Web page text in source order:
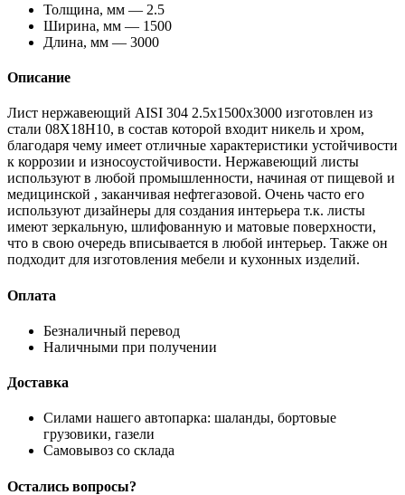
Толщина, мм — 2.5
Ширина, мм — 1500
Длина, мм — 3000
Описание
Лист нержавеющий AISI 304 2.5x1500x3000 изготовлен из
стали 08Х18Н10, в состав которой входит никель и хром,
благодаря чему имеет отличные характеристики устойчивости
к коррозии и износоустойчивости. Нержавеющий листы
используют в любой промышленности, начиная от пищевой и
медицинской , заканчивая нефтегазовой. Очень часто его
используют дизайнеры для создания интерьера т.к. листы
имеют зеркальную, шлифованную и матовые поверхности,
что в свою очередь вписывается в любой интерьер. Также он
подходит для изготовления мебели и кухонных изделий.
Оплата
Безналичный перевод
Наличными при получении
Доставка
Силами нашего автопарка: шаланды, бортовые
грузовики, газели
Самовывоз со склада
Остались вопросы?